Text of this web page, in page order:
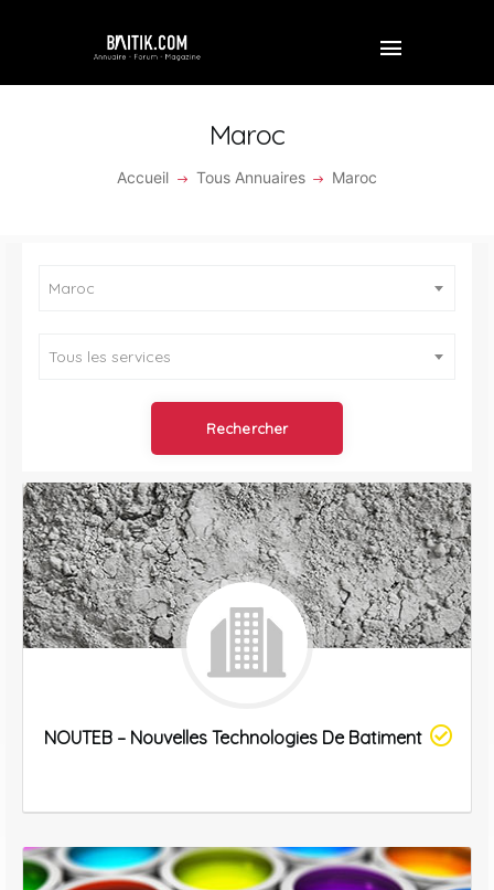
Maroc
Accueil Tous Annuaires Maroc
ENTREPRISE
REJOINDRE BAITIK
CONTACT
Maroc
Tous les services
NOUTEB – Nouvelles Technologies De Batiment